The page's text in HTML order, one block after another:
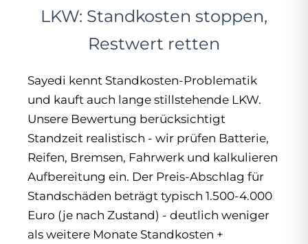
LKW: Standkosten stoppen,
Restwert retten
Sayedi kennt Standkosten-Problematik
und kauft auch lange stillstehende LKW.
Unsere Bewertung berücksichtigt
Standzeit realistisch - wir prüfen Batterie,
Reifen, Bremsen, Fahrwerk und kalkulieren
Aufbereitung ein. Der Preis-Abschlag für
Standschäden beträgt typisch 1.500-4.000
Euro (je nach Zustand) - deutlich weniger
als weitere Monate Standkosten +